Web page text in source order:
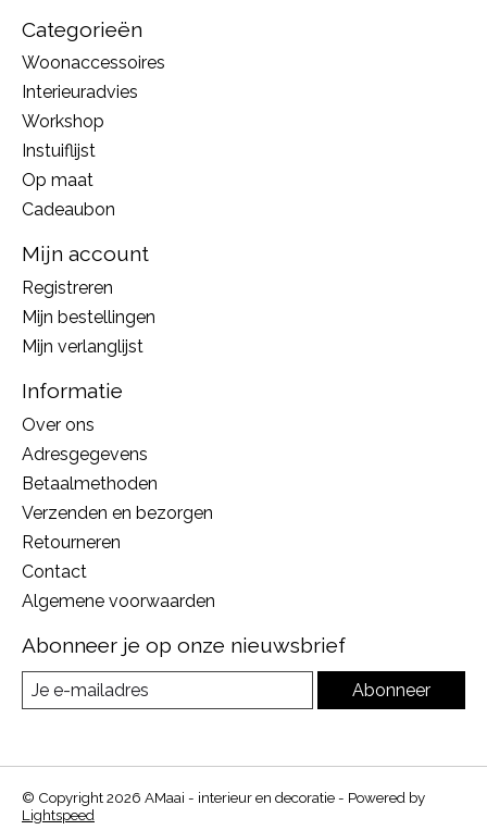
Categorieën
Woonaccessoires
Interieuradvies
Workshop
Instuiflijst
Op maat
Cadeaubon
Mijn account
Registreren
Mijn bestellingen
Mijn verlanglijst
Informatie
Over ons
Adresgegevens
Betaalmethoden
Verzenden en bezorgen
Retourneren
Contact
Algemene voorwaarden
Abonneer je op onze nieuwsbrief
Abonneer
© Copyright 2026 AMaai - interieur en decoratie - Powered by
Lightspeed